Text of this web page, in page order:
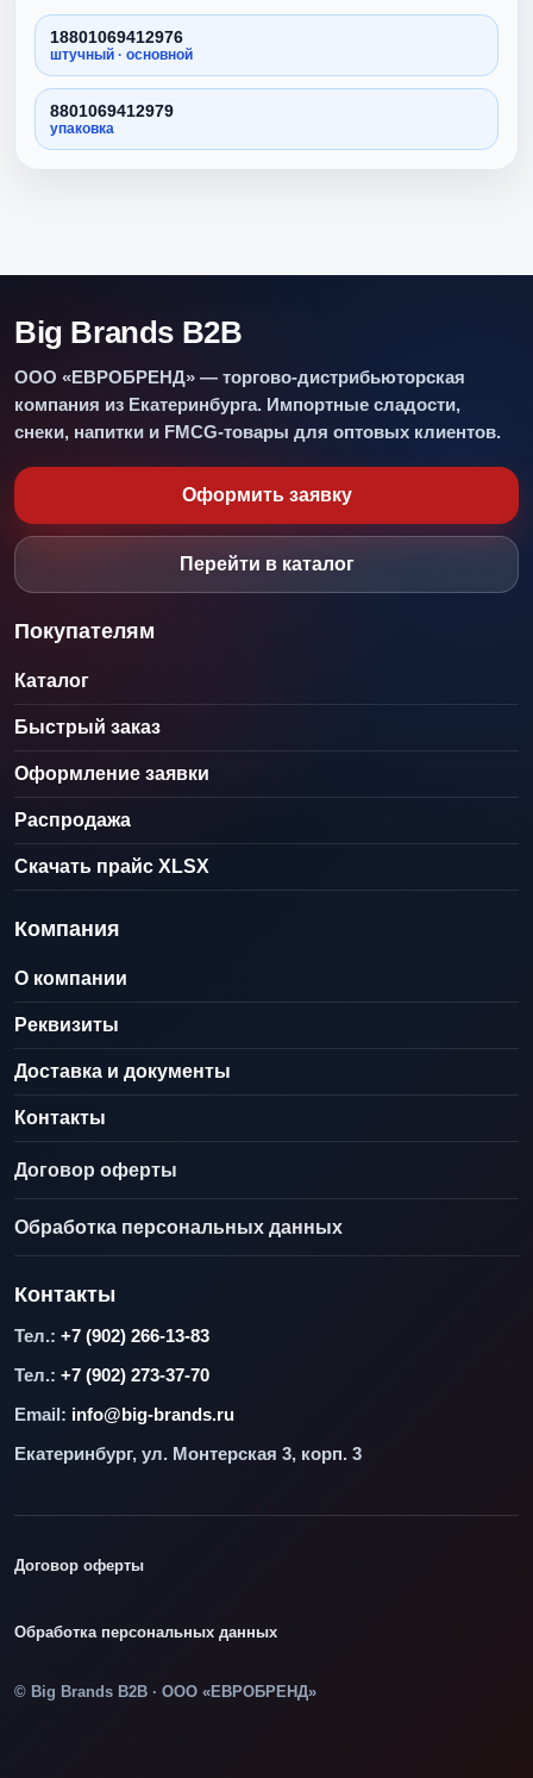
18801069412976
штучный · основной
8801069412979
упаковка
Big Brands B2B
ООО «ЕВРОБРЕНД» — торгово-дистрибьюторская
компания из Екатеринбурга. Импортные сладости,
снеки, напитки и FMCG-товары для оптовых клиентов.
Оформить заявку
Перейти в каталог
Покупателям
Каталог
Быстрый заказ
Оформление заявки
Распродажа
Скачать прайс XLSX
Компания
О компании
Реквизиты
Доставка и документы
Контакты
Договор оферты
Обработка персональных данных
Контакты
Тел.: +7 (902) 266-13-83
Тел.: +7 (902) 273-37-70
Email: info@big-brands.ru
Екатеринбург, ул. Монтерская 3, корп. 3
Договор оферты
Обработка персональных данных
© Big Brands B2B · ООО «ЕВРОБРЕНД»